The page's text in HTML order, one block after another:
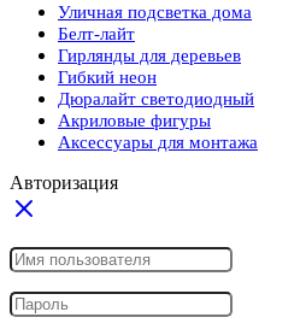
Уличная подсветка дома
Белт-лайт
Гирлянды для деревьев
Гибкий неон
Дюралайт светодиодный
Акриловые фигуры
Аксессуары для монтажа
Авторизация